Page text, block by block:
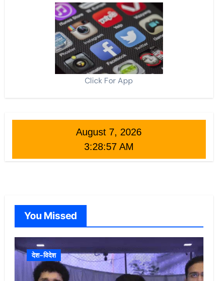
Click For App
August 7, 2026
3:28:59 AM
You Missed
देश-विदेश